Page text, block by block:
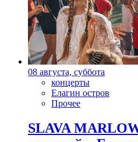
08 августа, суббота
концерты
Елагин остров
Прочее
SLAVA